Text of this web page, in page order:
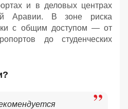
и в деловых центрах
Аравии. В зоне риска
с общим доступом — от
до студенческих